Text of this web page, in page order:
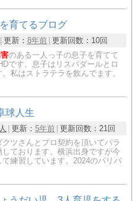
育てるブログ
更新： 8年前 更新回数： 10回
のある一人っ子の息子を育てて
です。息子はリスパダールとロ
私はストラテラを飲んでます。
球人生
更新： 5年前 更新回数： 21回
ツさんとプロ契約を頂いてパラ
ております。横浜出身ですが今
練習しています。2024のパリパ